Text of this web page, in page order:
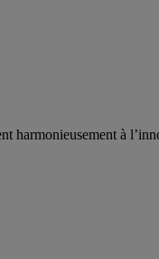
harmonieusement à